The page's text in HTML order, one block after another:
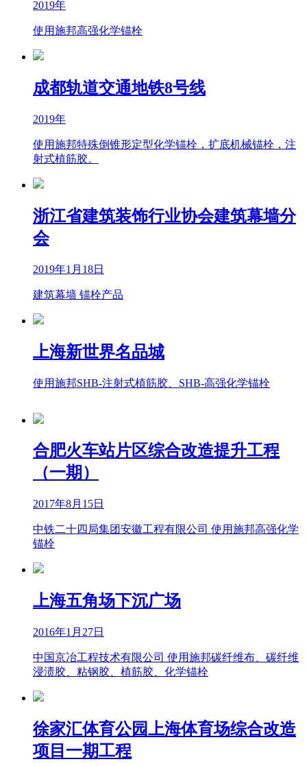
2019年
使用施邦高强化学锚栓
成都轨道交通地铁8号线
2019年
使用施邦特殊倒锥形定型化学锚栓，扩底机械锚栓，注
射式植筋胶。
浙江省建筑装饰行业协会建筑幕墙分
会
2019年1月18日
建筑幕墙 锚栓产品
上海新世界名品城
使用施邦SHB-注射式植筋胶、SHB-高强化学锚栓
合肥火车站片区综合改造提升工程
（一期）
2017年8月15日
中铁二十四局集团安徽工程有限公司 使用施邦高强化学
锚栓
上海五角场下沉广场
2016年1月27日
中国京冶工程技术有限公司 使用施邦碳纤维布、碳纤维
浸渍胶、粘钢胶、植筋胶、化学锚栓
徐家汇体育公园上海体育场综合改造
项目一期工程